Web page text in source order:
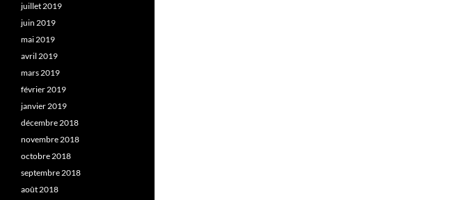
juillet 2019
juin 2019
mai 2019
avril 2019
mars 2019
février 2019
janvier 2019
décembre 2018
novembre 2018
octobre 2018
septembre 2018
août 2018